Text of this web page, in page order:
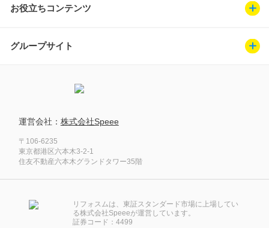
お役立ちコンテンツ
グループサイト
運営会社： 株式会社Speee
〒106-6235
東京都港区六本木3-2-1
住友不動産六本木グランドタワー35階
リフォスムは、東証スタンダード市場に上場してい
る株式会社Speeeが運営しています。
証券コード：4499